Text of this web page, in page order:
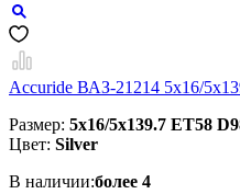
Accuride ВАЗ-21214 5x16/
Размер: 5x16/5x139.7 ET58
Цвет: Silver
В наличии:более 4